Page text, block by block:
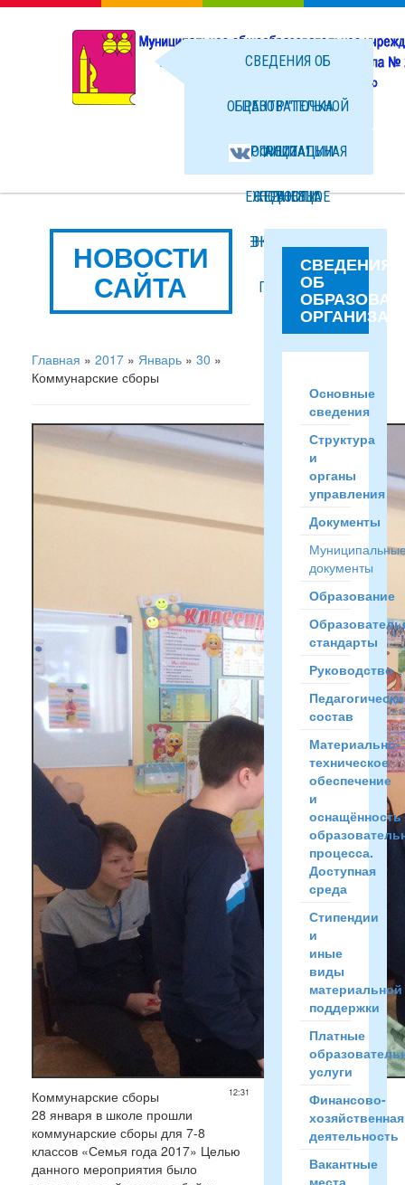
СВЕДЕНИЯ ОБ
ОБРАЗОВАТЕЛЬНОЙ
ОРГАНИЗАЦИИ
НОВОСТИ
ФАЙЛЫ
ЦЕНТР "ТОЧКА
РОСТА"
ЕЖЕДНЕВНОЕ
МЕНЮ ГОРЯЧЕГО
ПИТАНИЯ
ОФИЦИАЛЬНАЯ
СТРАНИЦА
ВКОНТАКТЕ
НОВОСТИ
САЙТА
Главная » 2017 » Январь » 30 »
Коммунарские сборы
12:31
Коммунарские сборы
28 января в школе прошли
коммунарские сборы для 7-8
классов «Семья года 2017» Целью
данного мероприятия было
СВЕДЕНИЯ
ОБ
Основные
сведения
Структура
и
органы
управления
Документы
документы
Образование
стандарты
Руководство
состав
Материально-
техническое
обеспечение
и
оснащённость
процесса.
Доступная
среда
Стипендии
и
иные
виды
материальной
поддержки
Платные
услуги
Финансово-
хозяйственная
деятельность
Вакантные
места